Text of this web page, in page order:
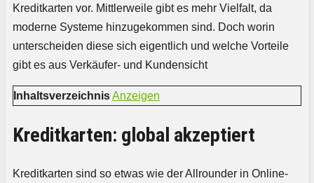
Kreditkarten vor. Mittlerweile gibt es mehr Vielfalt, da
moderne Systeme hinzugekommen sind. Doch worin
unterscheiden diese sich eigentlich und welche Vorteile
gibt es aus Verkäufer- und Kundensicht
InhaltsverzeichnisAnzeigen
Kreditkarten: global akzeptiert
Kreditkarten sind so etwas wie der Allrounder in Online-